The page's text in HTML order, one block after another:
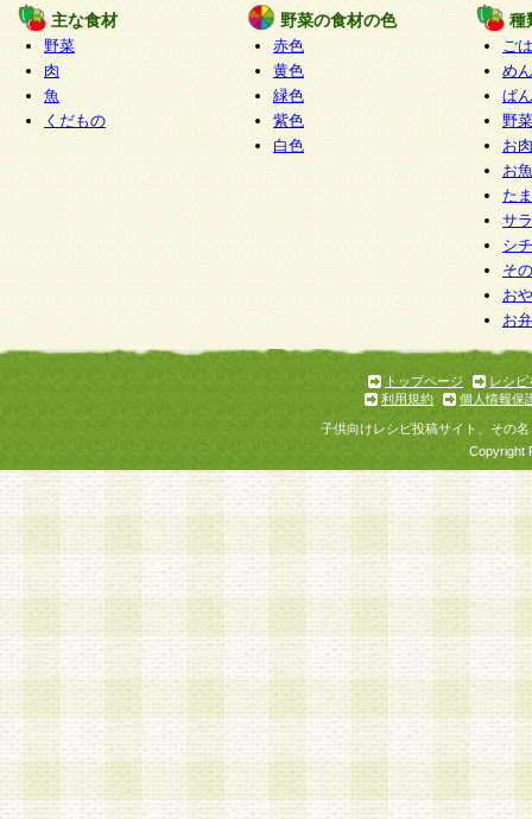
主な食材
野菜
肉
魚
くだもの
野菜の食材の色
赤色
黄色
緑色
紫色
白色
種
ご
めん
ぱん
野
お
お
た
サ
シ
そ
お
お
トップページ
レシピ
利用規約
個人情報保
子供向けレシピ投稿サイト、その
Copyright